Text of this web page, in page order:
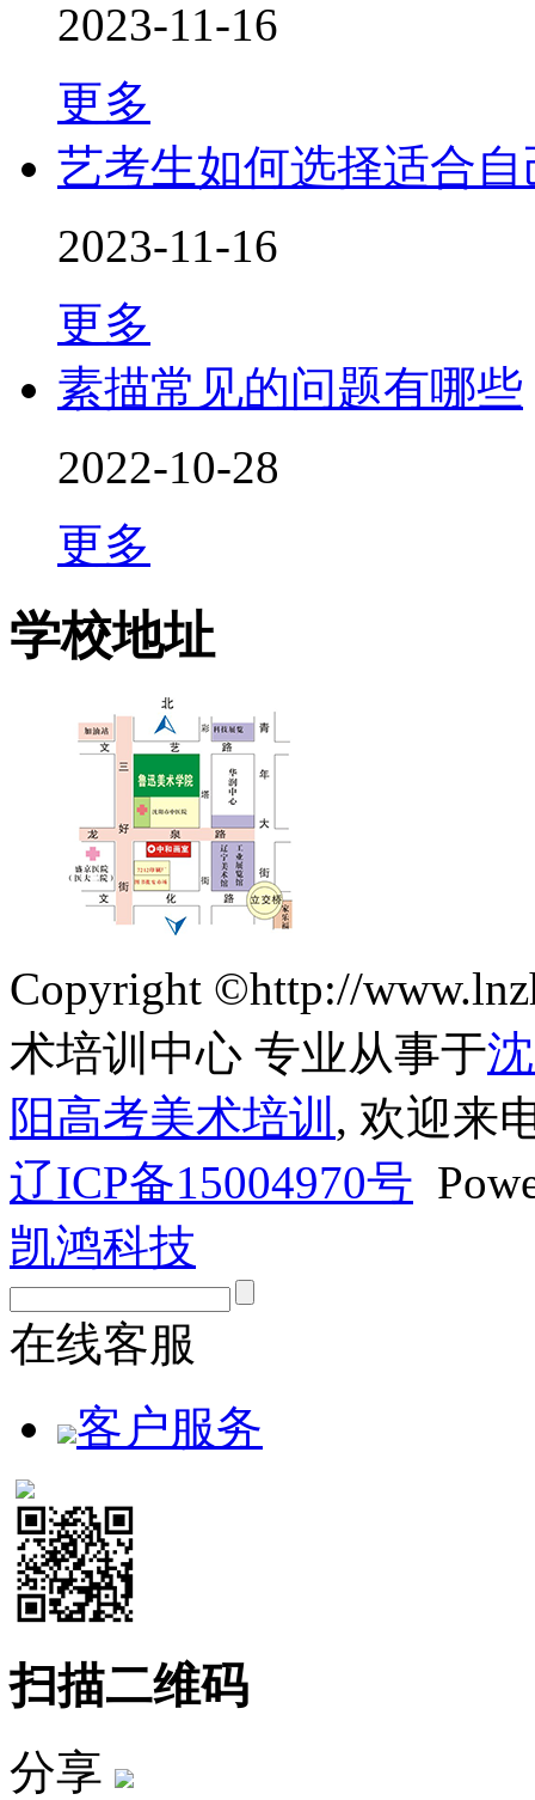
2023-11-16
更多
艺考生如何选择适合
2023-11-16
更多
素描常见的问题有哪些
2022-10-28
更多
学校地址
Copyright ©http://
术培训中心 专业从事于
阳高考美术培训 , 欢迎来
辽ICP备15004970号
凯鸿科技
在线客服
客户服务
扫描二维码
分享